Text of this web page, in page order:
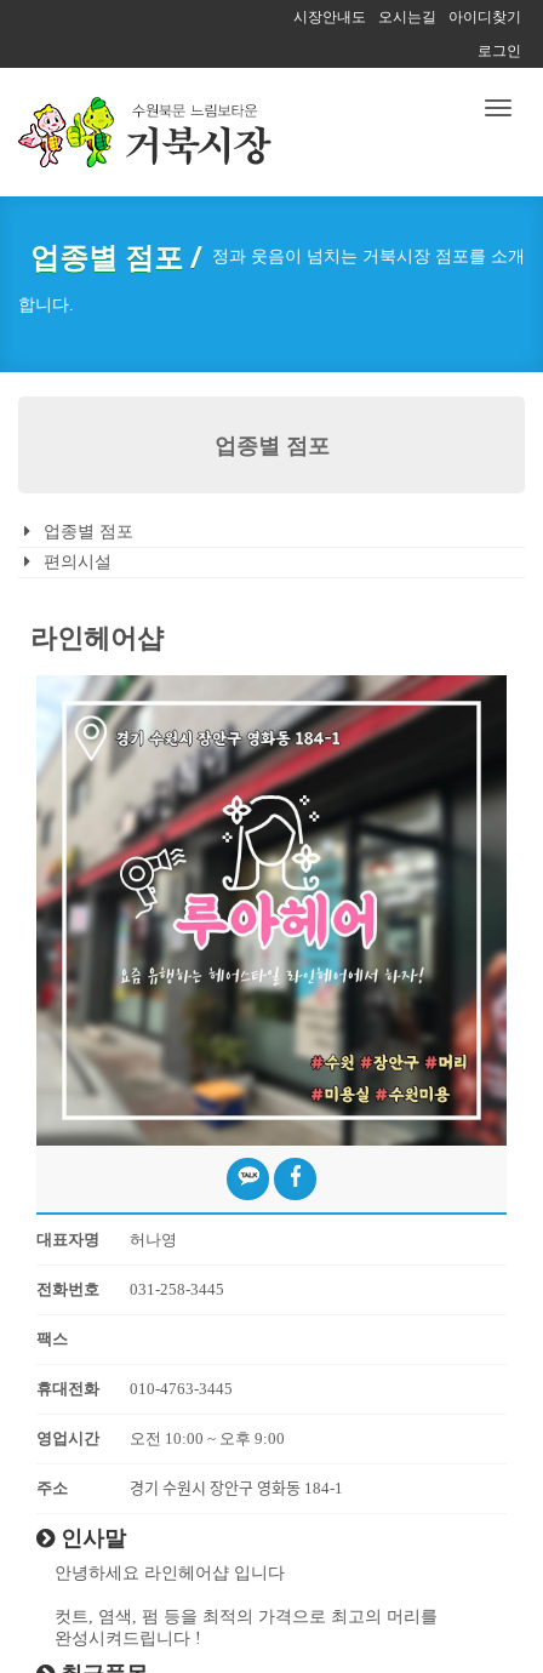
시장안내도 오시는길
아이디찾기
로그인
Toggle
업종별 점포 / 정과 웃음이 넘치는 거북시장 점포를 소개
합니다.
업종별 점포
업종별 점포
편의시설
라인헤어샵
대표자명 허나영
전화번호 031-258-3445
팩스
휴대전화 010-4763-3445
영업시간 오전 10:00 ~ 오후 9:00
주소 경기 수원시 장안구 영화동 184-1
인사말
안녕하세요 라인헤어샵 입니다
컷트, 염색, 펌 등을 최적의 가격으로 최고의 머리를
완성시켜드립니다 !